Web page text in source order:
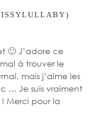
🙂 J’adore ce
à trouver le
mais j’aime les
… Je suis vraiment
Merci pour la